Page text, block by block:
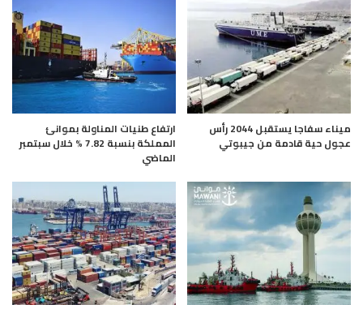
ميناء سفاجا يستقبل 2044 رأس
عجول حية قادمة من جيبوتي
ارتفاع طنيات المناولة بموانئ
المملكة بنسبة 7.82 % خلال سبتمبر
الماضي